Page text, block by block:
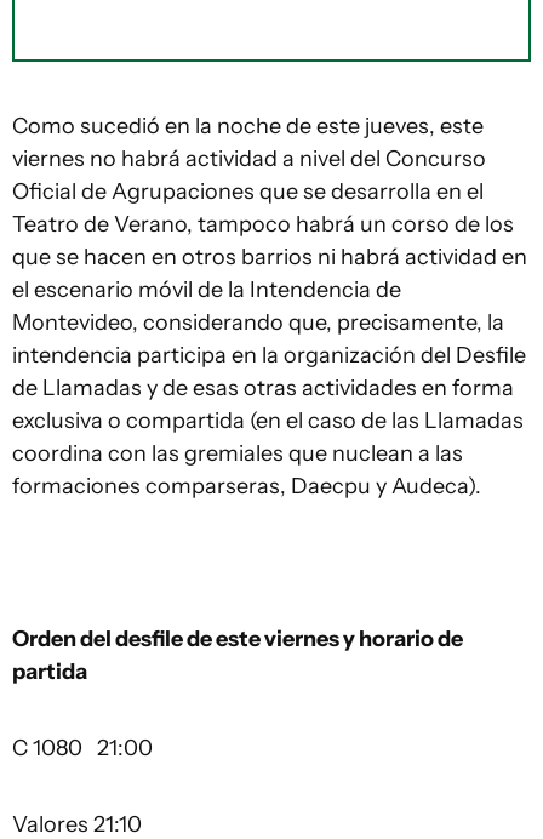
Como sucedió en la noche de este jueves, este
viernes no habrá actividad a nivel del Concurso
Oficial de Agrupaciones que se desarrolla en el
Teatro de Verano, tampoco habrá un corso de los
que se hacen en otros barrios ni habrá actividad en
el escenario móvil de la Intendencia de
Montevideo, considerando que, precisamente, la
intendencia participa en la organización del Desfile
de Llamadas y de esas otras actividades en forma
exclusiva o compartida (en el caso de las Llamadas
coordina con las gremiales que nuclean a las
formaciones comparseras, Daecpu y Audeca).
Orden del desfile de este viernes y horario de
partida
C 1080 21:00
Valores 21:10